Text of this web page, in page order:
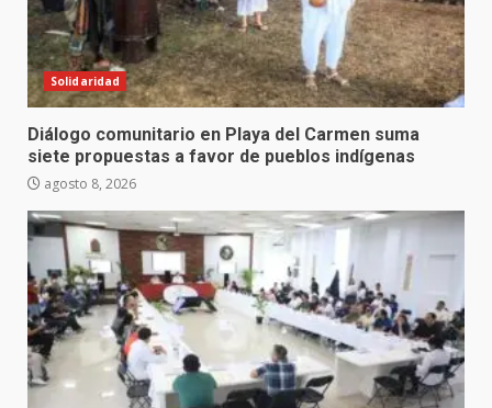
Solidaridad
Diálogo comunitario en Playa del Carmen suma
siete propuestas a favor de pueblos indígenas
agosto 8, 2026